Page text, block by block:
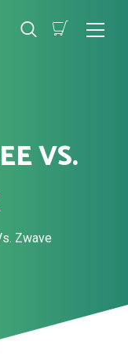
VS.
Zwave